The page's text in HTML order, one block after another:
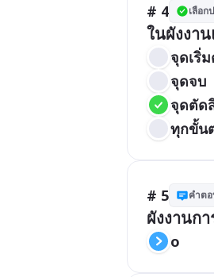
# 4 เลือก
ในผังงา
จุดเริ่
จุดจบ
จุดตัด
ทุกขั้น
# 5 คำต
ผังงานก
o